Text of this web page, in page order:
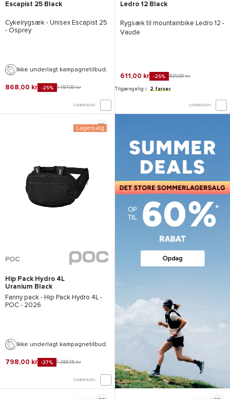
Escapist 25 Black
Cykelrygsæk - Unisex Escapist 25
- Osprey
Ikke underlagt kampagnetilbud.
868,00 kr -25% 1 157,00 kr
SAMMENLIGN
Ledro 12 Black
Rygsæk til mountainbike Ledro 12 -
Vaude
611,00 kr -25% 820,00 kr
Tilgængelig i 2 farver
SAMMENLIGN
Lagersalg
POC
Hip Pack Hydro 4L
Uranium Black
Fanny pack - Hip Pack Hydro 4L -
POC - 2026
Ikke underlagt kampagnetilbud.
798,00 kr -37% 1 269,15 kr
SAMMENLIGN